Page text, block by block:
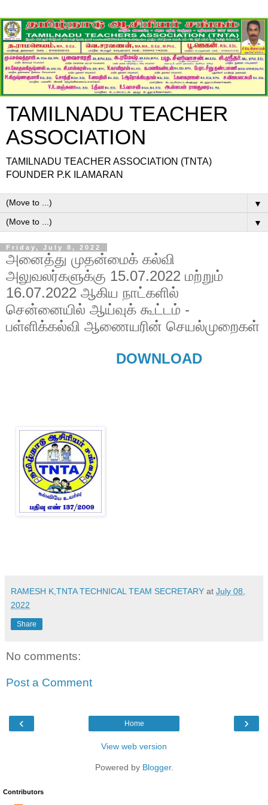
TAMILNADU TEACHER
ASSOCIATION
TAMILNADU TEACHER ASSOCIATION (TNTA)
FOUNDER P.K ILAMARAN
▼
▼
Friday, July 8, 2022
அனைத்து முதன்மைக் கல்வி
அலுவலர்களுக்கு 15.07.2022 மற்றும்
16.07.2022 ஆகிய நாட்களில்
சென்னையில் ஆய்வுக் கூட்டம் -
பள்ளிக்கல்வி ஆணையரின் செயல்முறைகள்
DOWNLOAD
RAMESH K,TNTA TECHNICAL TEAM SECRETARY at July 08,
2022
Share
No comments:
Post a Comment
‹ ›
Home
View web version
Powered by Blogger.
Contributors